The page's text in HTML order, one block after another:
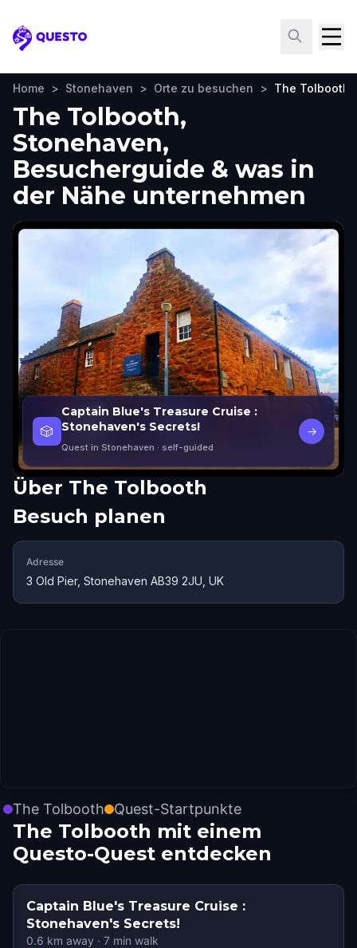
Questo
Home > Stonehaven > Orte zu besuchen > The Tolbooth
The Tolbooth,
Stonehaven,
Besucherguide & was in
der Nähe unternehmen
🎲
Captain Blue's Treasure Cruise :
Stonehaven's Secrets!
Quest in Stonehaven · self-guided
→
Über The Tolbooth
Besuch planen
Adresse
3 Old Pier, Stonehaven AB39 2JU, UK
The Tolbooth Quest-Startpunkte
The Tolbooth mit einem
Questo-Quest entdecken
Captain Blue's Treasure Cruise :
Stonehaven's Secrets!
0.6 km away · 7 min walk